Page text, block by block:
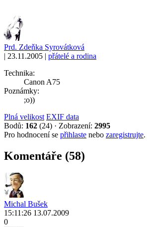
Prd. Zdeňka Syrovátková
23.11.2005
přátelé a rodina
Technika:
Canon A75
Poznámky:
;o))
Plná velikost EXIF data
Bodů: 162 (24) · Zobrazení: 2995
Pro hodnocení se přihlaste nebo zaregistrujte.
Komentáře (58)
Michal Bušek
15:11:26 13.07.2009
0